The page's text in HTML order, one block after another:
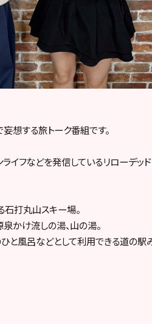
想する旅トーク番組です。
イフなどを発信しているリローデッ
石打丸山スキー場。
かけ流しの湯、山の湯。
と風呂などとして利用できる道の